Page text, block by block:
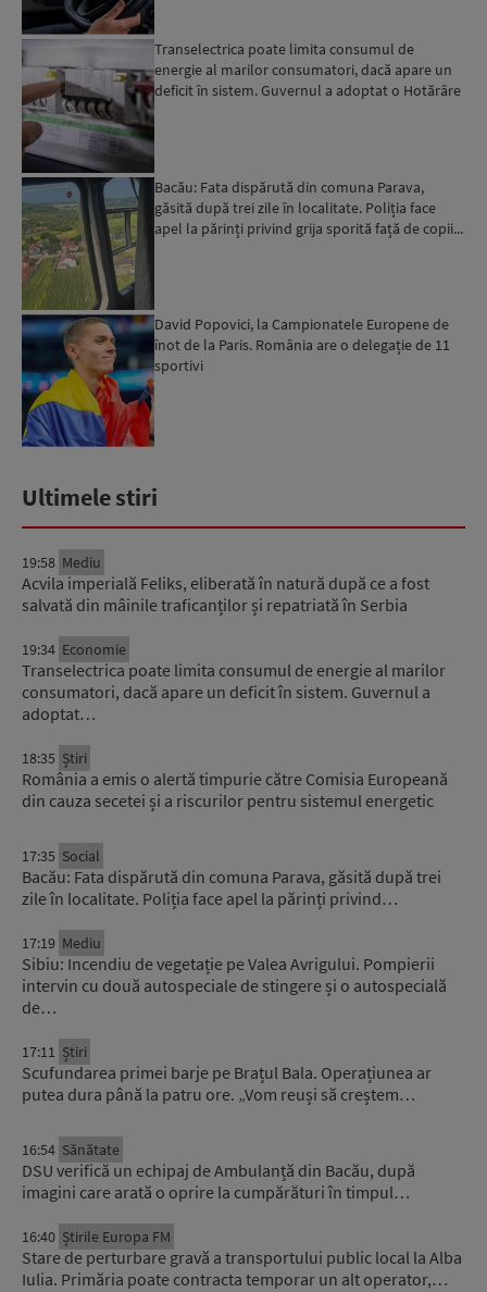
Transelectrica poate limita consumul de
energie al marilor consumatori, dacă apare un
deficit în sistem. Guvernul a adoptat o Hotărâre
Bacău: Fata dispărută din comuna Parava,
găsită după trei zile în localitate. Poliția face
apel la părinți privind grija sporită față de copii...
David Popovici, la Campionatele Europene de
înot de la Paris. România are o delegație de 11
sportivi
Ultimele stiri
19:58 Mediu
Acvila imperială Feliks, eliberată în natură după ce a fost
salvată din mâinile traficanților și repatriată în Serbia
19:34 Economie
Transelectrica poate limita consumul de energie al marilor
consumatori, dacă apare un deficit în sistem. Guvernul a
adoptat…
18:35 Știri
România a emis o alertă timpurie către Comisia Europeană
din cauza secetei și a riscurilor pentru sistemul energetic
17:35 Social
Bacău: Fata dispărută din comuna Parava, găsită după trei
zile în localitate. Poliția face apel la părinți privind…
17:19 Mediu
Sibiu: Incendiu de vegetație pe Valea Avrigului. Pompierii
intervin cu două autospeciale de stingere și o autospecială
de…
17:11 Știri
Scufundarea primei barje pe Brațul Bala. Operațiunea ar
putea dura până la patru ore. „Vom reuși să creștem…
16:54 Sănătate
DSU verifică un echipaj de Ambulanță din Bacău, după
imagini care arată o oprire la cumpărături în timpul…
16:40 Știrile Europa FM
Stare de perturbare gravă a transportului public local la Alba
Iulia. Primăria poate contracta temporar un alt operator,…